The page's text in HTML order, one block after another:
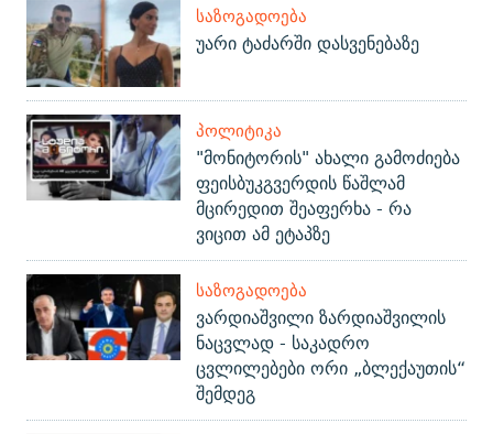
ᲡᲐᲖᲝᲒᲐᲓᲝᲔᲑᲐ
უარი ტაძარში დასვენებაზე
ᲞᲝᲚᲘᲢᲘᲙᲐ
"მონიტორის" ახალი გამოძიება
ფეისბუკგვერდის წაშლამ
მცირედით შეაფერხა - რა
ვიცით ამ ეტაპზე
ᲡᲐᲖᲝᲒᲐᲓᲝᲔᲑᲐ
ვარდიაშვილი ზარდიაშვილის
ნაცვლად - საკადრო
ცვლილებები ორი „ბლექაუთის“
შემდეგ